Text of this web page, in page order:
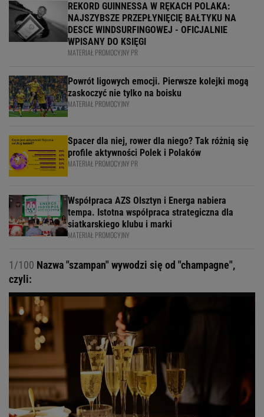
REKORD GUINNESSA W RĘKACH POLAKA:
NAJSZYBSZE PRZEPŁYNIĘCIĘ BAŁTYKU NA
DESCE WINDSURFINGOWEJ - OFICJALNIE
WPISANY DO KSIĘGI
MATERIAŁ PROMOCYJNY PR
Powrót ligowych emocji. Pierwsze kolejki mogą
zaskoczyć nie tylko na boisku
MATERIAŁ PROMOCYJNY
Spacer dla niej, rower dla niego? Tak różnią się
profile aktywności Polek i Polaków
MATERIAŁ PROMOCYJNY PR
Współpraca AZS Olsztyn i Energa nabiera
tempa. Istotna współpraca strategiczna dla
siatkarskiego klubu i marki
MATERIAŁ PROMOCYJNY
1/100 Nazwa "szampan" wywodzi się od "champagne",
czyli: